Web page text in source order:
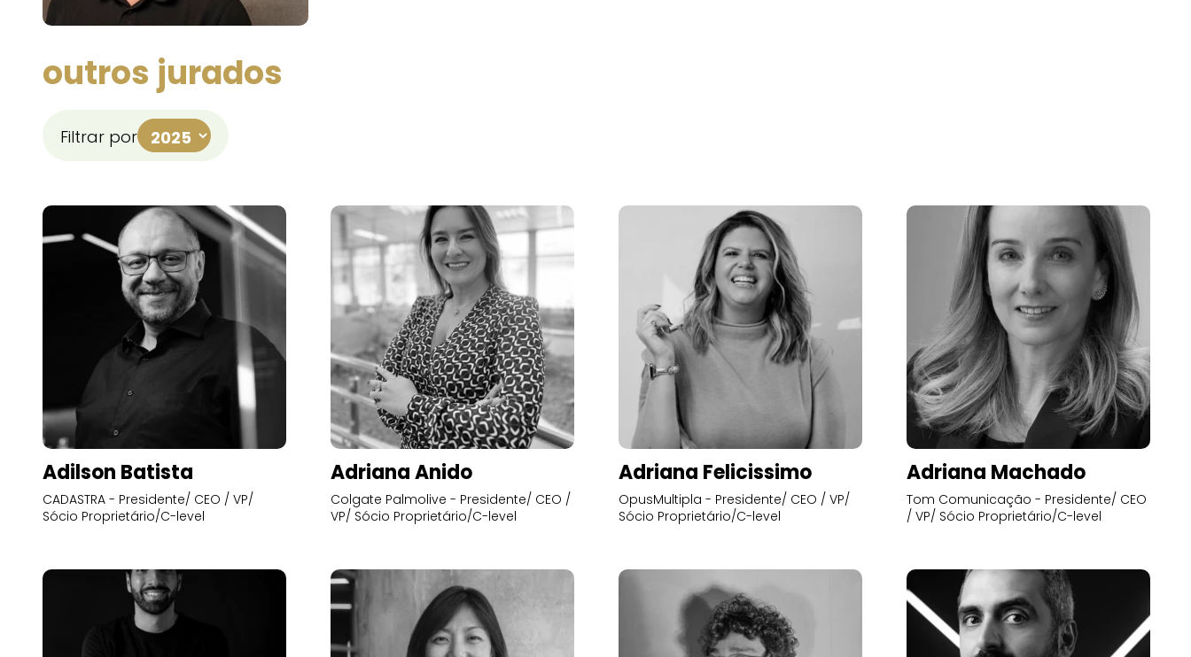
outros jurados
Filtrar por
Adilson Batista
CADASTRA - Presidente/ CEO / VP/
Sócio Proprietário/C-level
Adriana Anido
Colgate Palmolive - Presidente/ CEO /
VP/ Sócio Proprietário/C-level
Adriana Felicissimo
OpusMultipla - Presidente/ CEO / VP/
Sócio Proprietário/C-level
Adriana Machado
Tom Comunicação - Presidente/ CEO
/ VP/ Sócio Proprietário/C-level